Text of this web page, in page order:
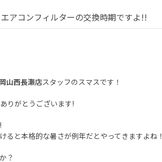
アコンフィルターの交換時期ですよ!!
山西長瀬店スタッフのスマスです！
りがとうございます!
ると本格的な暑さが例年だとやってきますよね！
？